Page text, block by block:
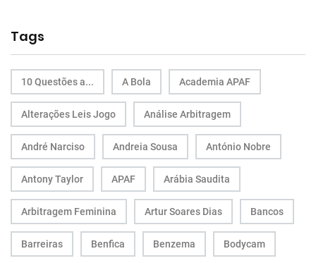
Tags
10 Questões a... A Bola Academia APAF
Alterações Leis Jogo Análise Arbitragem
André Narciso Andreia Sousa António Nobre
Antony Taylor APAF Arábia Saudita
Arbitragem Feminina Artur Soares Dias Bancos
Barreiras Benfica Benzema Bodycam